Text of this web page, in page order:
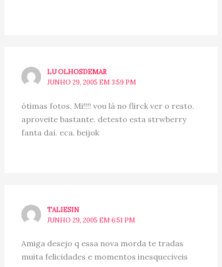
LU OLHOSDEMAR
JUNHO 29, 2005 EM 3:59 PM
ótimas fotos, Mi!!!! vou lá no flirck ver o resto.
aproveite bastante. detesto esta strwberry
fanta daí. eca. beijok
TALIESIN
JUNHO 29, 2005 EM 6:51 PM
Amiga desejo q essa nova morda te tradas
muita felicidades e momentos inesqueciveis